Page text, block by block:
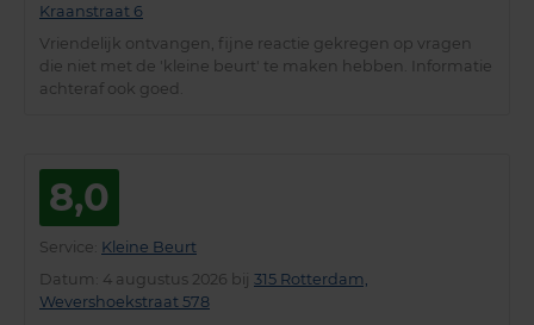
Kraanstraat 6
Vriendelijk ontvangen, fijne reactie gekregen op vragen
die niet met de 'kleine beurt' te maken hebben. Informatie
achteraf ook goed.
8,0
Service Kleine Beurt
Datum : 4 augustus 2026 bij 315 Rotterdam,
Wevershoekstraat 578